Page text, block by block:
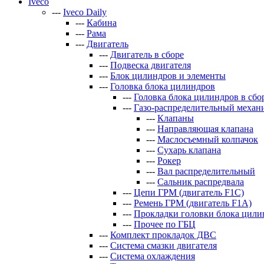
--- Iveco Daily
--- Кабина
--- Рама
--- Двигатель
--- Двигатель в сборе
--- Подвеска двигателя
--- Блок цилиндров и элементы
--- Головка блока цилиндров
--- Головка блока цилиндров в
--- Газо-распределительный
--- Клапаны
--- Направляющая клапана
--- Маслосъемный колпачок
--- Сухарь клапана
--- Рокер
--- Вал распределительный
--- Сальник распредвала
--- Цепи ГРМ (двигатель F1C)
--- Ремень ГРМ (двигатель F1A)
--- Прокладки головки блока
--- Прочее по ГБЦ
--- Комплект прокладок ДВС
--- Система смазки двигателя
--- Система охлаждения